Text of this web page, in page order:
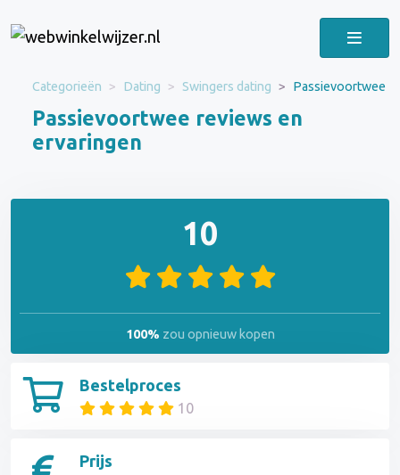
Categorieën Dating Swingers dating Passievoortwee
Passievoortwee reviews en
ervaringen
Bestelproces
10
Prijs
10
100% zou opnieuw kopen